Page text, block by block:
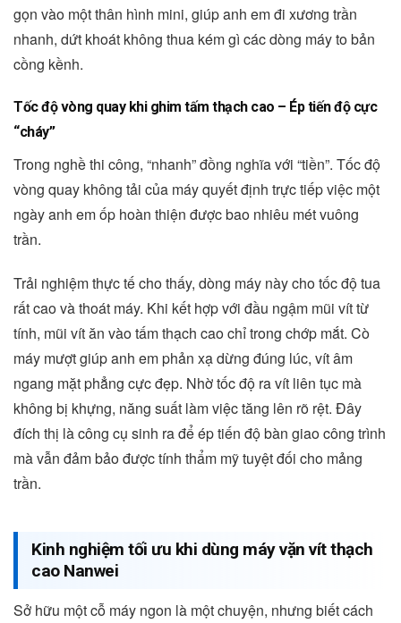
gọn vào một thân hình mini, giúp anh em đi xương trần
nhanh, dứt khoát không thua kém gì các dòng máy to bản
cồng kềnh.
Tốc độ vòng quay khi ghim tấm thạch cao – Ép tiến độ cực
“cháy”
Trong nghề thi công, “nhanh” đồng nghĩa với “tiền”. Tốc độ
vòng quay không tải của máy quyết định trực tiếp việc một
ngày anh em ốp hoàn thiện được bao nhiêu mét vuông
trần.
Trải nghiệm thực tế cho thấy, dòng máy này cho tốc độ tua
rất cao và thoát máy. Khi kết hợp với đầu ngậm mũi vít từ
tính, mũi vít ăn vào tấm thạch cao chỉ trong chớp mắt. Cò
máy mượt giúp anh em phản xạ dừng đúng lúc, vít âm
ngang mặt phẳng cực đẹp. Nhờ tốc độ ra vít liên tục mà
không bị khựng, năng suất làm việc tăng lên rõ rệt. Đây
đích thị là công cụ sinh ra để ép tiến độ bàn giao công trình
mà vẫn đảm bảo được tính thẩm mỹ tuyệt đối cho mảng
trần.
Kinh nghiệm tối ưu khi dùng máy vặn vít thạch
cao Nanwei
Sở hữu một cỗ máy ngon là một chuyện, nhưng biết cách